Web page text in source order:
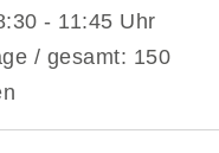
- 11:45 Uhr
/ gesamt: 150